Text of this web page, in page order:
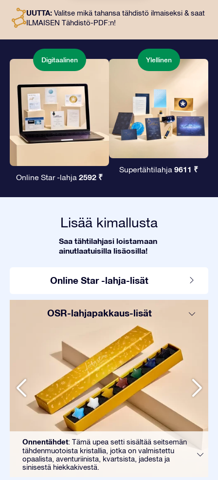
maaginen tapa antaa ikuinen lahja ystäville ja rakkaille.
UUTTA: Valitse mikä tahansa tähdistö ilmaiseksi & saat
ILMAISEN Tähdistö-PDF:n!
Digitaalinen
Online Star -lahja 2592 ₹
Ylellinen
Supertähtilahja 9611 ₹
Lisää kimallusta
Saa tähtilahjasi loistamaan
ainutlaatuisilla lisäosilla!
Online Star -lahja-lisät
OSR-lahjapakkaus-lisät
Onnentähdet: Tämä upea setti sisältää seitsemän
tähdenmuotoista kristallia, jotka on valmistettu
opaalista, aventuriinista, kvartsista, jadesta ja
sinisestä hiekkakivestä.